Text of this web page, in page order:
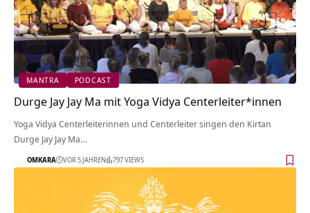
MANTRA PODCAST
Durge Jay Jay Ma mit Yoga Vidya Centerleiter*innen
Yoga Vidya Centerleiterinnen und Centerleiter singen den Kirtan
Durge Jay Jay Ma…
OMKARA VOR 5 JAHREN 797 VIEWS